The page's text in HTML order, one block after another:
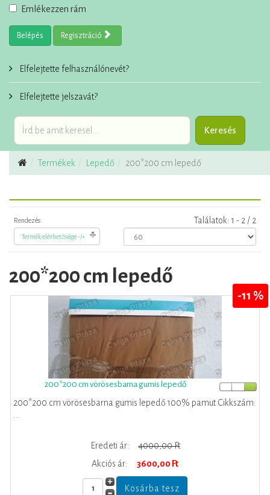
Emlékezzen rám
Belépés Regisztráció
Elfelejtette felhasználónevét?
Elfelejtette jelszavát?
Termékek Lepedő 200*200 cm lepedő
Rendezés
Termék elérhetősége -/+
Találatok: 1 - 2 / 2
200*200 cm lepedő
200*200 cm vörösesbarna gumis lepedő
200*200 cm vörösesbarna gumis lepedő 100% pamut Cikkszám:
-11 %
Eredeti ár:
4000,00 Ft
Akciós ár:
3600,00 Ft